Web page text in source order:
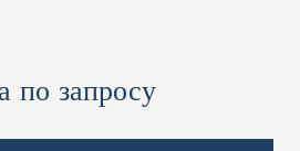
по запросу